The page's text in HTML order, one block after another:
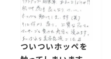
ついついホッペを